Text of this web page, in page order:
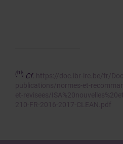
( ) Cf. https://doc.ibr-ire.be/fr/
publications/normes-et-
et-revisees/
210-FR-2016-2017-CLEAN.pdf